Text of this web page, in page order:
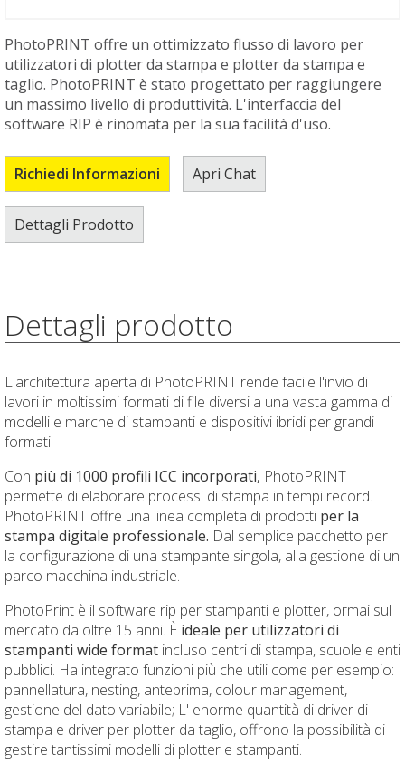
PhotoPRINT offre un ottimizzato flusso di lavoro per
utilizzatori di plotter da stampa e plotter da stampa e
taglio. PhotoPRINT è stato progettato per raggiungere
un massimo livello di produttività. L'interfaccia del
software RIP è rinomata per la sua facilità d'uso.
Richiedi Informazioni Apri Chat
Dettagli Prodotto
Dettagli prodotto
L'architettura aperta di PhotoPRINT rende facile l'invio di
lavori in moltissimi formati di file diversi a una vasta gamma di
modelli e marche di stampanti e dispositivi ibridi per grandi
formati.
Con più di 1000 profili ICC incorporati, PhotoPRINT
permette di elaborare processi di stampa in tempi record.
PhotoPRINT offre una linea completa di prodotti per la
stampa digitale professionale. Dal semplice pacchetto per
la configurazione di una stampante singola, alla gestione di un
parco macchina industriale.
PhotoPrint è il software rip per stampanti e plotter, ormai sul
mercato da oltre 15 anni. È ideale per utilizzatori di
stampanti wide format incluso centri di stampa, scuole e enti
pubblici. Ha integrato funzioni più che utili come per esempio:
pannellatura, nesting, anteprima, colour management,
gestione del dato variabile; L' enorme quantità di driver di
stampa e driver per plotter da taglio, offrono la possibilità di
gestire tantissimi modelli di plotter e stampanti.